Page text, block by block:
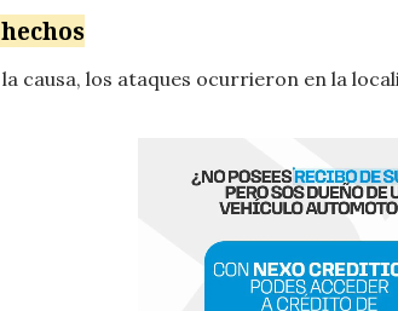
causa, los ataques ocurrieron en la